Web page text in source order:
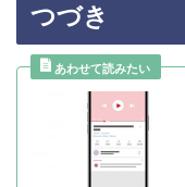
つづき